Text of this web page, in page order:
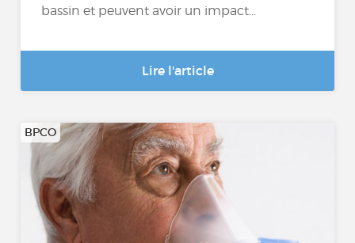
bassin et peuvent avoir un impact...
Lire l'article
BPCO